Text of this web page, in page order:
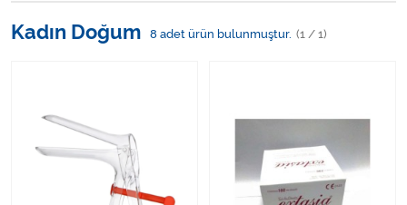
Hasta Bakım Ürünleri
Hastane Mobilyaları
Kişisel Bakım ve Sağlık
Kadın Doğum 8 adet ürün bulunmuştur. (1 / 1)